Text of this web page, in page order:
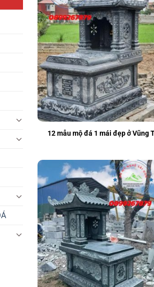
12 mẫu mộ đá 1 mái đẹp ở Vũng